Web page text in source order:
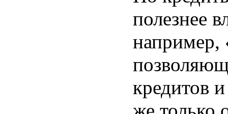
полезнее
например,
кредитов